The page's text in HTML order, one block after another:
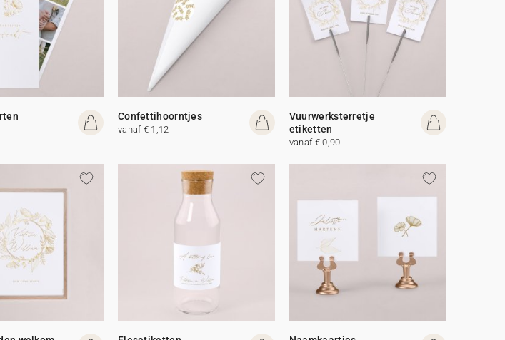
Confettihoorntjes
vanaf € 1,12
Vuurwerksterretje
etiketten
vanaf € 0,90